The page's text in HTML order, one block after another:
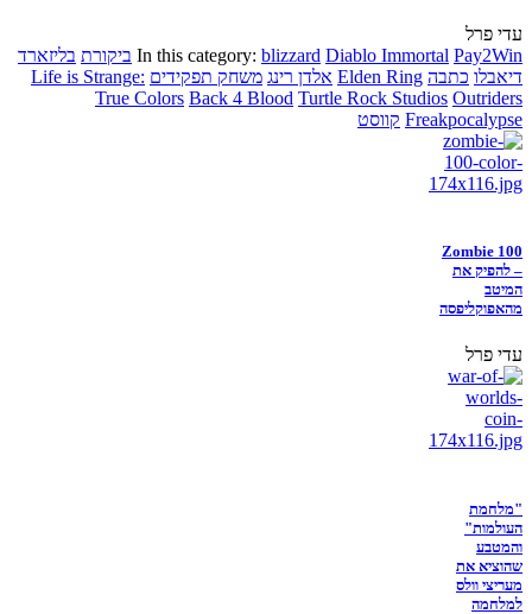
עדי פרל
In this category: blizzard Diablo Immortal Pay2Win ביקורת בליזארד
דיאבלו כתבה Elden Ring אלדן רינג משחק תפקידים Life is Strange:
True Colors Back 4 Blood Turtle Rock Studios Outriders
Freakpocalypse קווסט
Zombie 100
– להפיק את
המיטב
מהאפוקליפסה
עדי פרל
"מלחמת
העולמות"
והמטבע
שהוציא את
מעריצי וולס
למלחמה